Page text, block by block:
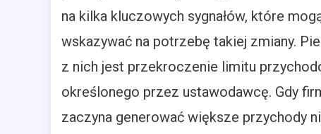
na kilka kluczowych sygnałów, które
wskazywać na potrzebę takiej zmiany.
z nich jest przekroczenie limitu
określonego przez ustawodawcę. Gdy
zaczyna generować większe przychody